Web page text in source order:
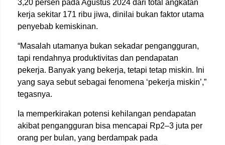
3,20 persen pada Agustus 2024 dari total angkatan
kerja sekitar 171 ribu jiwa, dinilai bukan faktor utama
penyebab kemiskinan.
“Masalah utamanya bukan sekadar pengangguran,
tapi rendahnya produktivitas dan pendapatan
pekerja. Banyak yang bekerja, tetapi tetap miskin. Ini
yang saya sebut sebagai fenomena ‘pekerja miskin’,”
tegasnya.
Ia memperkirakan potensi kehilangan pendapatan
akibat pengangguran bisa mencapai Rp2–3 juta per
orang per bulan, yang berdampak pada